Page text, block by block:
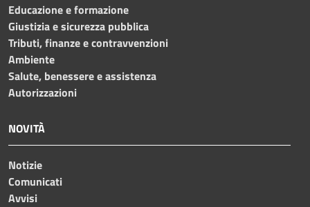
Educazione e formazione
Giustizia e sicurezza pubblica
Tributi, finanze e contravvenzioni
Ambiente
Salute, benessere e assistenza
Autorizzazioni
NOVITÀ
Notizie
Comunicati
Avvisi